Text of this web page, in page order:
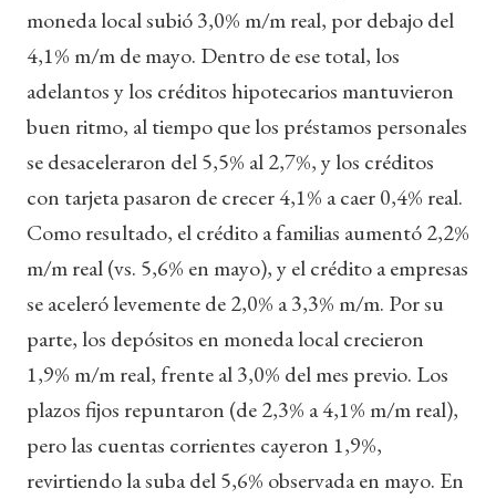
moneda local subió 3,0% m/m real, por debajo del
4,1% m/m de mayo. Dentro de ese total, los
adelantos y los créditos hipotecarios mantuvieron
buen ritmo, al tiempo que los préstamos personales
se desaceleraron del 5,5% al 2,7%, y los créditos
con tarjeta pasaron de crecer 4,1% a caer 0,4% real.
Como resultado, el crédito a familias aumentó 2,2%
m/m real (vs. 5,6% en mayo), y el crédito a empresas
se aceleró levemente de 2,0% a 3,3% m/m. Por su
parte, los depósitos en moneda local crecieron
1,9% m/m real, frente al 3,0% del mes previo. Los
plazos fijos repuntaron (de 2,3% a 4,1% m/m real),
pero las cuentas corrientes cayeron 1,9%,
revirtiendo la suba del 5,6% observada en mayo. En